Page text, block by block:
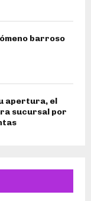
barroso
apertura, el
sucursal por